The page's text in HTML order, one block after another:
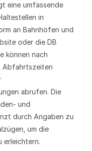
eine umfassende
in
an Bahnhöfen und
oder die DB
können nach
Abfahrtszeiten
abrufen. Die
und
durch Angaben zu
um die
erleichtern.